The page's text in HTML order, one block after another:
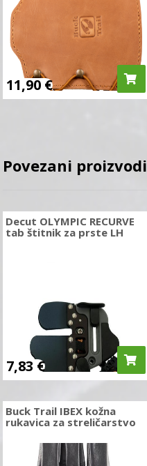
11,90€
Povezani proizvodi
Decut OLYMPIC RECURVE
tab štitnik za prste LH
7,83€
Buck Trail IBEX kožna
rukavica za streličarstvo